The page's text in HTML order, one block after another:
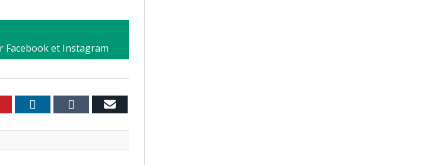
Facebook et Instagram
Pinterest
LinkedInTumblrEmail